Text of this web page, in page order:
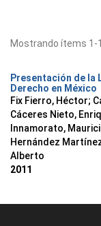
Mostrando ítems 1-
Presentación de la
Derecho en México
Fix Fierro, Héctor;
Cáceres Nieto,
Innamorato,
Hernández
Alberto
2011